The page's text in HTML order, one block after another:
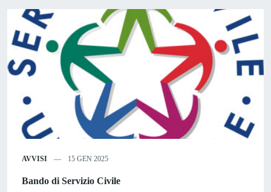
AVVISI 15 GEN 2025
Bando di Servizio Civile